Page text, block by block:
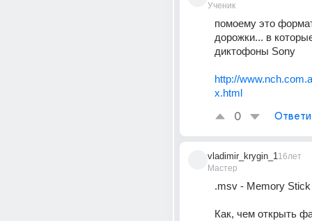
Ученик
помоему это
дорожки... в
диктофоны Sony
http://
x.html
0
vladimir_krygin_1
Мастер
16лет
.msv - Memory
Как, чем открыть